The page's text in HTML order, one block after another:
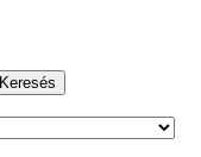
Keresés